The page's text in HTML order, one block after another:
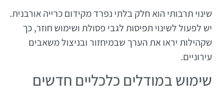
שינוי תרבותי הוא חלק בלתי נפרד מקידום כרייה אורבנית.
יש לפעול לשינוי תפיסות לגבי פסולת ושימוש חוזר, כך
שקהילות יראו את הערך שבמיחזור ובניצול משאבים
עירוניים.
שימוש במודלים כלכליים חדשים